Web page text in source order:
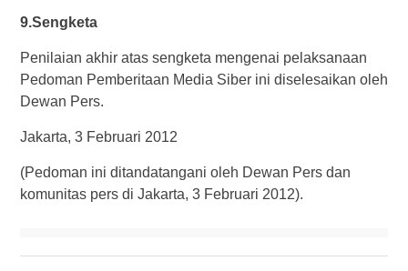
9.Sengketa
Penilaian akhir atas sengketa mengenai pelaksanaan
Pedoman Pemberitaan Media Siber ini diselesaikan oleh
Dewan Pers.
Jakarta, 3 Februari 2012
(Pedoman ini ditandatangani oleh Dewan Pers dan
komunitas pers di Jakarta, 3 Februari 2012).